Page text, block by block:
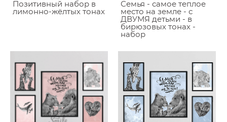
Позитивный набор в
лимонно-жёлтых тонах
Семья - самое теплое
место на земле - с
ДВУМЯ детьми - в
бирюзовых тонах -
набор